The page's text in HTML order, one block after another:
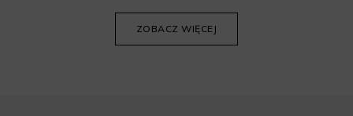
ZOBACZ WIĘCEJ